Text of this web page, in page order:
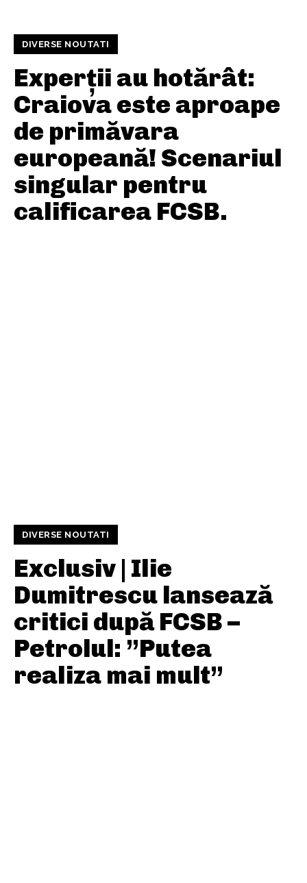
DIVERSE NOUTATI
Experții au hotărât:
Craiova este aproape
de primăvara
europeană! Scenariul
singular pentru
calificarea FCSB.
DIVERSE NOUTATI
Exclusiv | Ilie
Dumitrescu lansează
critici după FCSB –
Petrolul: ”Putea
realiza mai mult”